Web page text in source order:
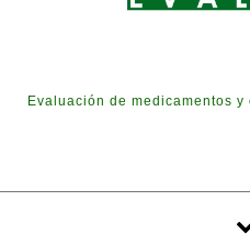
Evaluación de medicamentos